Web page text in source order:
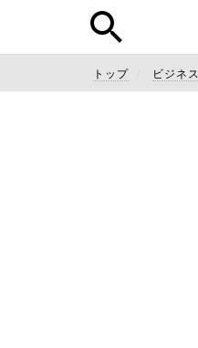
トップ ビジネス